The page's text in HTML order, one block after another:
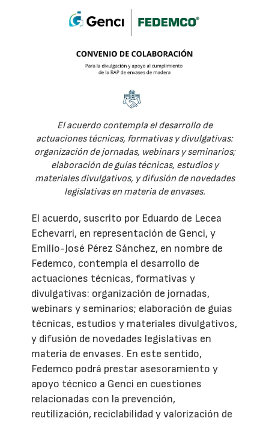
El acuerdo contempla el desarrollo de
actuaciones técnicas, formativas y divulgativas:
organización de jornadas, webinars y seminarios;
elaboración de guías técnicas, estudios y
materiales divulgativos, y difusión de novedades
legislativas en materia de envases.
El acuerdo, suscrito por Eduardo de Lecea
Echevarri, en representación de Genci, y
Emilio-José Pérez Sánchez, en nombre de
Fedemco, contempla el desarrollo de
actuaciones técnicas, formativas y
divulgativas: organización de jornadas,
webinars y seminarios; elaboración de guías
técnicas, estudios y materiales divulgativos,
y difusión de novedades legislativas en
materia de envases. En este sentido,
Fedemco podrá prestar asesoramiento y
apoyo técnico a Genci en cuestiones
relacionadas con la prevención,
reutilización, reciclabilidad y valorización de